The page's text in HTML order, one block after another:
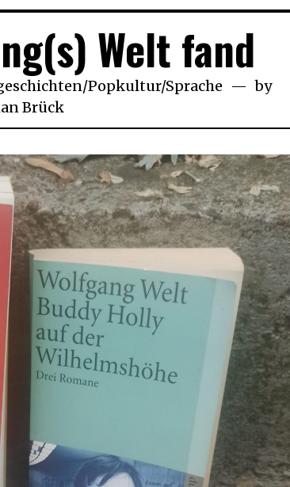
Welt fand
/Popkultur/Sprache
by
Brück